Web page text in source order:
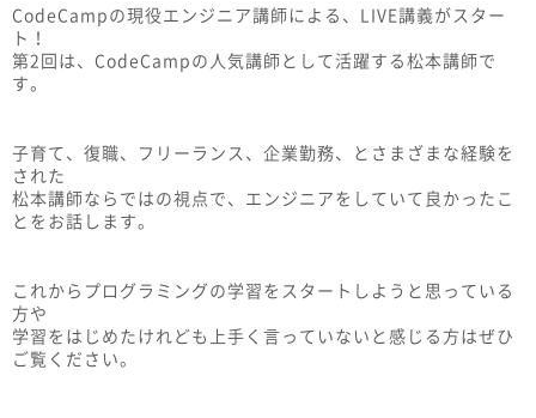
CodeCampの現役エンジニア講師による、LIVE講義がスター
ト！
第2回は、CodeCampの人気講師として活躍する松本講師で
す。
子育て、復職、フリーランス、企業勤務、とさまざまな経験を
された
松本講師ならではの視点で、エンジニアをしていて良かったこ
とをお話します。
これからプログラミングの学習をスタートしようと思っている
方や
学習をはじめたけれども上手く言っていないと感じる方はぜひ
ご覧ください。